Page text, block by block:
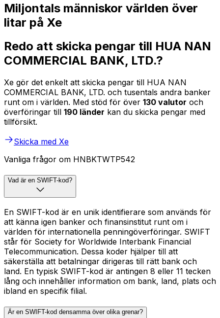
Miljontals människor världen över
litar på Xe
Redo att skicka pengar till HUA NAN
COMMERCIAL BANK, LTD.?
Xe gör det enkelt att skicka pengar till HUA NAN
COMMERCIAL BANK, LTD. och tusentals andra banker
runt om i världen. Med stöd för över 130 valutor och
överföringar till 190 länder kan du skicka pengar med
tillförsikt.
Skicka med Xe
Vanliga frågor om HNBKTWTP542
Vad är en SWIFT-kod?
En SWIFT-kod är en unik identifierare som används för
att känna igen banker och finansinstitut runt om i
världen för internationella penningöverföringar. SWIFT
står för Society for Worldwide Interbank Financial
Telecommunication. Dessa koder hjälper till att
säkerställa att betalningar dirigeras till rätt bank och
land. En typisk SWIFT-kod är antingen 8 eller 11 tecken
lång och innehåller information om bank, land, plats och
ibland en specifik filial.
Är en SWIFT-kod densamma över olika grenar?